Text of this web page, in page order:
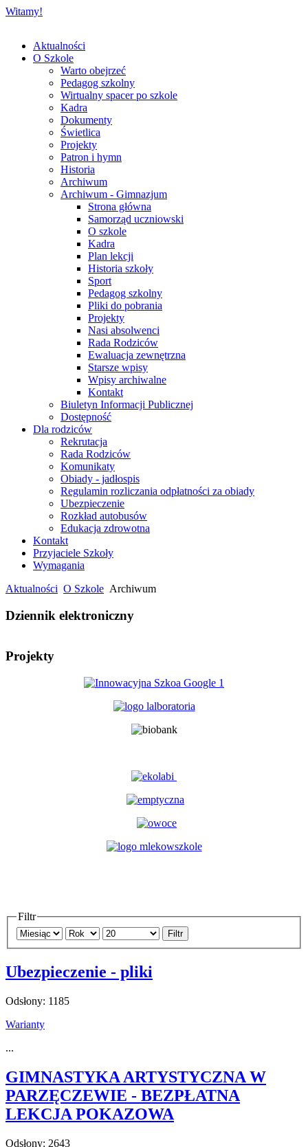
Witamy!
Aktualności
O Szkole
Warto obejrzeć
Pedagog szkolny
Wirtualny spacer po szkole
Kadra
Dokumenty
Świetlica
Projekty
Patron i hymn
Historia
Archiwum
Archiwum - Gimnazjum
Strona główna
Samorząd uczniowski
O szkole
Kadra
Plan lekcji
Historia szkoły
Sport
Pedagog szkolny
Pliki do pobrania
Projekty
Nasi absolwenci
Rada Rodziców
Ewaluacja zewnętrzna
Starsze wpisy
Wpisy archiwalne
Kontakt
Biuletyn Informacji Publicznej
Dostępność
Dla rodziców
Rekrutacja
Rada Rodziców
Komunikaty
Obiady - jadłospis
Regulamin rozliczania odpłatności za obiady
Ubezpieczenie
Rozkład autobusów
Edukacja zdrowotna
Kontakt
Przyjaciele Szkoły
Wymagania
Aktualności O Szkole Archiwum
Dziennik elektroniczny
Projekty
Filtr
Filtr
Ubezpieczenie - pliki
Odsłony: 1185
Warianty
...
GIMNASTYKA ARTYSTYCZNA W
PARZĘCZEWIE - BEZPŁATNA
LEKCJA POKAZOWA
Odsłony: 2643